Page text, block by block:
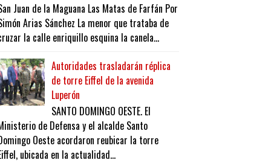
Juan de la Maguana Las Matas de Farfán Por
Arias Sánchez La menor que trataba de
la calle enriquillo esquina la canela...
Autoridades trasladarán réplica
de torre Eiffel de la avenida
Luperón
SANTO DOMINGO OESTE. El
de Defensa y el alcalde Santo
Oeste acordaron reubicar la torre
ubicada en la actualidad...